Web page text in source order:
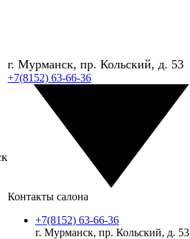
г. Мурманск, пр. Кольский, д. 53
+7(8152) 63-66-36
Контакты салона
+7(8152) 63-66-36
г. Мурманск, пр. Кольский, д. 53